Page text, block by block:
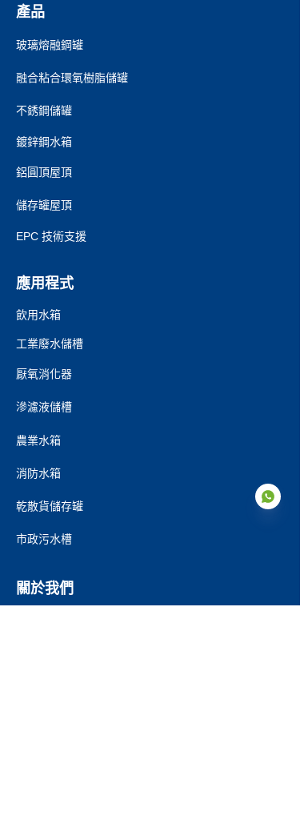
產品
玻璃熔融鋼罐
融合粘合環氧樹脂儲罐
不銹鋼儲罐
鍍鋅鋼水箱
鋁圓頂屋頂
儲存罐屋頂
EPC 技術支援
應用程式
飲用水箱
工業廢水儲槽
厭氧消化器
滲濾液儲槽
農業水箱
消防水箱
乾散貨儲存罐
市政污水槽
關於我們